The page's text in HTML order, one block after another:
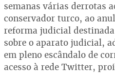
semanas várias derrotas
conservador turco, ao
reforma judicial
sobre o aparato judicial,
em pleno escândalo de
acesso à rede Twitter,